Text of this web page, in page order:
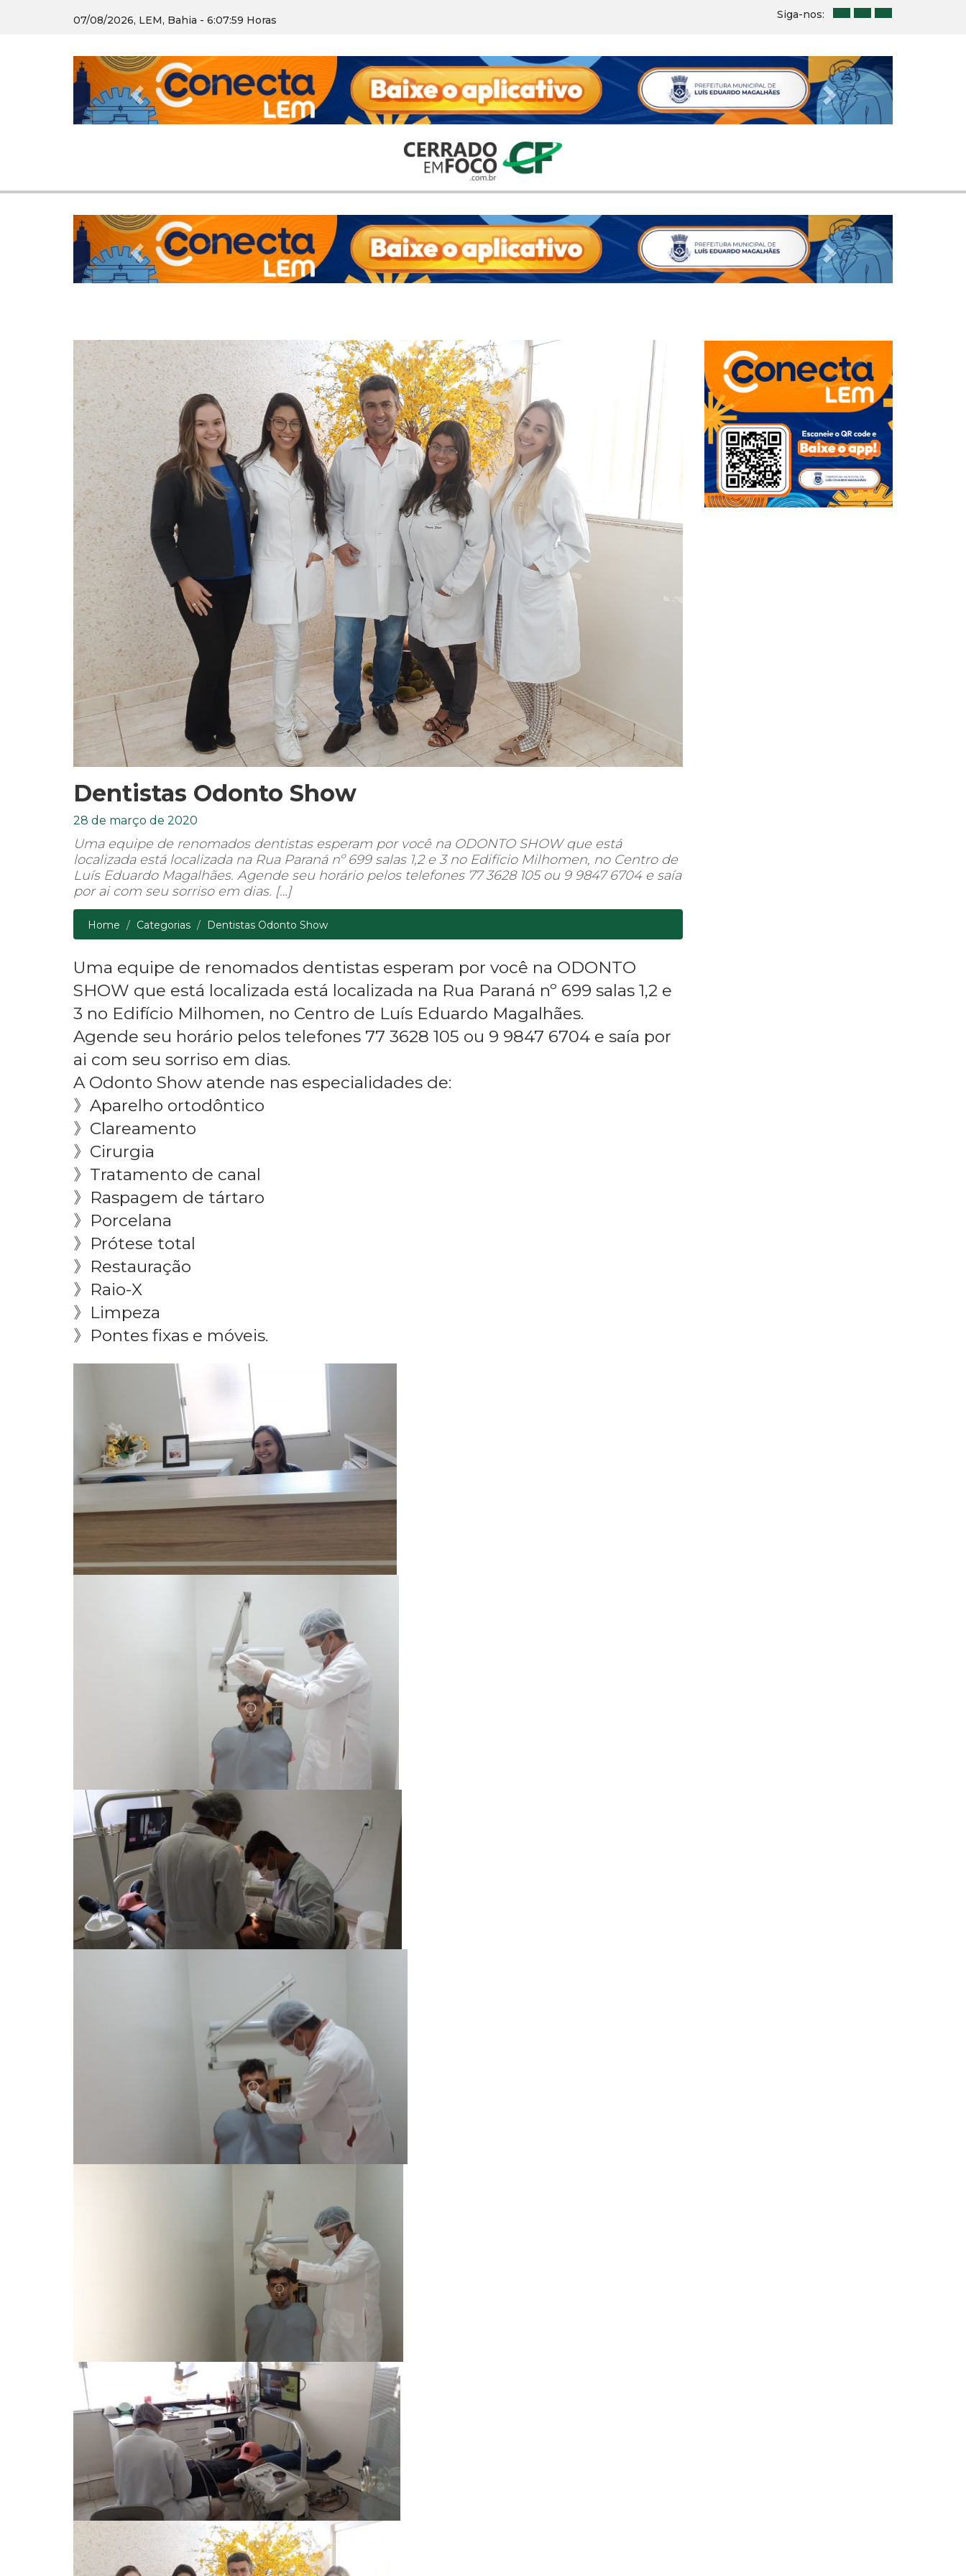
07/08/2026, LEM, Bahia - 6:08:0 Horas Siga-nos:
Previous Next
Previous Next
Dentistas Odonto Show
28 de março de 2020
Uma equipe de renomados dentistas esperam por você na ODONTO SHOW que está
localizada está localizada na Rua Paraná nº 699 salas 1,2 e 3 no Edifício Milhomen, no Centro de
Luís Eduardo Magalhães. Agende seu horário pelos telefones 77 3628 105 ou 9 9847 6704 e saía
por ai com seu sorriso em dias. […]
Home Categorias Dentistas Odonto Show
Uma equipe de renomados dentistas esperam por você na ODONTO
SHOW que está localizada está localizada na Rua Paraná nº 699 salas 1,2 e
3 no Edifício Milhomen, no Centro de Luís Eduardo Magalhães.
Agende seu horário pelos telefones 77 3628 105 ou 9 9847 6704 e saía por
ai com seu sorriso em dias.
A Odonto Show atende nas especialidades de:
》Aparelho ortodôntico
》Clareamento
》Cirurgia
》Tratamento de canal
》Raspagem de tártaro
》Porcelana
》Prótese total
》Restauração
》Pontes fixas e móveis.